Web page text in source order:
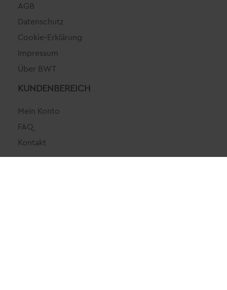
AGB
Datenschutz
Cookie-Erklärung
Impressum
Über BWT
KUNDENBEREICH
Mein Konto
FAQ
Kontakt